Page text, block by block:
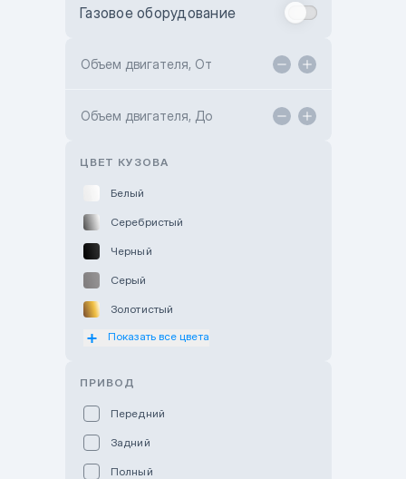
Toyota Kokshetau
Hyundai ShymCity
Газовое оборудование
Объем двигателя, От
Объем двигателя, До
ЦВЕТ КУЗОВА
Белый
Серебристый
Черный
Серый
Золотистый
Оранжевый
Показать все цвета
ПРИВОД
Передний
Задний
Полный